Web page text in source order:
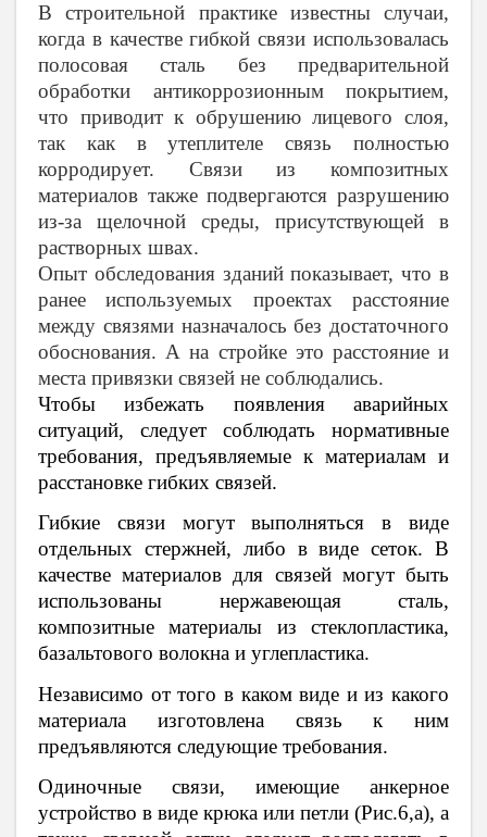
В строительной практике известны случаи,
когда в качестве гибкой связи использовалась
полосовая сталь без предварительной
обработки антикоррозионным покрытием,
что приводит к обрушению лицевого слоя,
так как в утеплителе связь полностью
корродирует. Связи из композитных
материалов также подвергаются разрушению
из-за щелочной среды, присутствующей в
растворных швах.
Опыт обследования зданий показывает, что в
ранее используемых проектах расстояние
между связями назначалось без достаточного
обоснования. А на стройке это расстояние и
места привязки связей не соблюдались.
Чтобы избежать появления аварийных
ситуаций, следует соблюдать нормативные
требования, предъявляемые к материалам и
расстановке гибких связей.
Гибкие связи могут выполняться в виде
отдельных стержней, либо в виде сеток. В
качестве материалов для связей могут быть
использованы нержавеющая сталь,
композитные материалы из стеклопластика,
базальтового волокна и углепластика.
Независимо от того в каком виде и из какого
материала изготовлена связь к ним
предъявляются следующие требования.
Одиночные связи, имеющие анкерное
устройство в виде крюка или петли (Рис.6,а), а